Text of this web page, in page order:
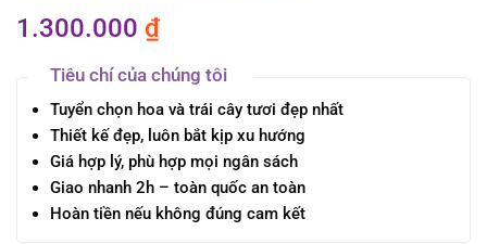
1.300.000 ₫
Tiêu chí của chúng tôi
Tuyển chọn hoa và trái cây tươi đẹp nhất
Thiết kế đẹp, luôn bắt kịp xu hướng
Giá hợp lý, phù hợp mọi ngân sách
Giao nhanh 2h – toàn quốc an toàn
Hoàn tiền nếu không đúng cam kết